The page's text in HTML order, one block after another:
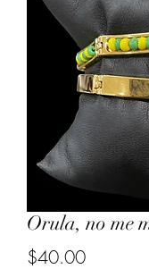
Orula, no me
$40.00Price